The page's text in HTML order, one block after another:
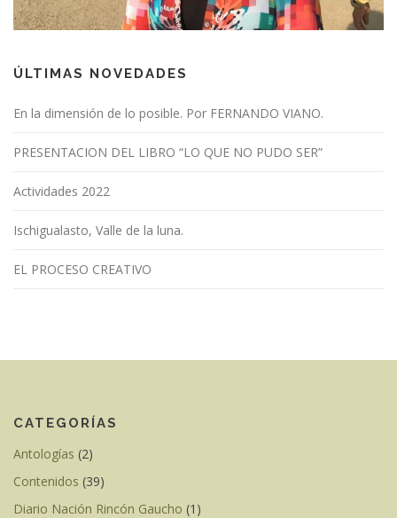
ÚLTIMAS NOVEDADES
En la dimensión de lo posible. Por FERNANDO VIANO.
PRESENTACION DEL LIBRO “LO QUE NO PUDO SER”
Actividades 2022
Ischigualasto, Valle de la luna.
EL PROCESO CREATIVO
CATEGORÍAS
Antologías (2)
Contenidos (39)
Diario Nación Rincón Gaucho (1)